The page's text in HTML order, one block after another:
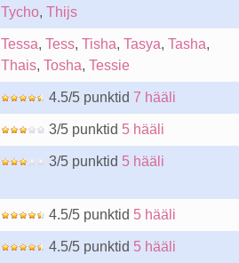
Tycho, Thijs
Tessa, Tess, Tisha, Tasya, Tasha,
Thais, Tosha, Tessie
4.5/5 punktid 7 hääli
3/5 punktid 5 hääli
3/5 punktid 5 hääli
4.5/5 punktid 5 hääli
4.5/5 punktid 5 hääli